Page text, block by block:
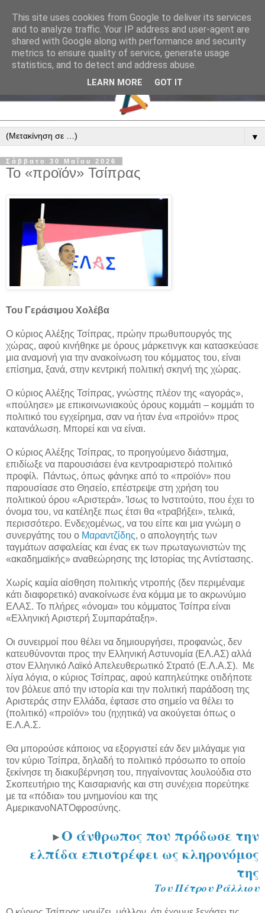
▼
Σάββατο 30 Μαΐου 2026
Το «προϊόν» Τσίπρας
Του Γεράσιμου Χολέβα
Ο κύριος Αλέξης Τσίπρας, πρώην πρωθυπουργός της
χώρας, αφού κινήθηκε με όρους μάρκετινγκ και κατασκεύασε
μια αναμονή για την ανακοίνωση του κόμματος του, είναι
επίσημα, ξανά, στην κεντρική πολιτική σκηνή της χώρας.
Ο κύριος Αλέξης Τσίπρας, γνώστης πλέον της «αγοράς»,
«πούλησε» με επικοινωνιακούς όρους κομμάτι – κομμάτι το
πολιτικό του εγχείρημα, σαν να ήταν ένα «προϊόν» προς
κατανάλωση. Μπορεί και να είναι.
Ο κύριος Αλέξης Τσίπρας, το προηγούμενο διάστημα,
επιδίωξε να παρουσιάσει ένα κεντροαριστερό πολιτικό
προφίλ. Πάντως, όπως φάνηκε από το «προϊόν» που
παρουσίασε στο Θησείο, επέστρεψε στη χρήση του
πολιτικού όρου «Αριστερά». Ίσως το Ινστιτούτο, που έχει το
όνομα του, να κατέληξε πως έτσι θα «τραβήξει», τελικά,
περισσότερο. Ενδεχομένως, να του είπε και μια γνώμη ο
συνεργάτης του ο Μαραντζίδης, ο απολογητής των
ταγμάτων ασφαλείας και ένας εκ των πρωταγωνιστών της
«ακαδημαϊκής» αναθεώρησης της Ιστορίας της Αντίστασης.
Χωρίς καμία αίσθηση πολιτικής ντροπής (δεν περιμέναμε
κάτι διαφορετικό) ανακοίνωσε ένα κόμμα με το ακρωνύμιο
ΕΛΑΣ. Το πλήρες «όνομα» του κόμματος Τσίπρα είναι
«Ελληνική Αριστερή Συμπαράταξη».
Οι συνειρμοί που θέλει να δημιουργήσει, προφανώς, δεν
κατευθύνονται προς την Ελληνική Αστυνομία (ΕΛ.ΑΣ) αλλά
στον Ελληνικό Λαϊκό Απελευθερωτικό Στρατό (Ε.Λ.Α.Σ). Με
λίγα λόγια, ο κύριος Τσίπρας, αφού καπηλεύτηκε οτιδήποτε
τον βόλευε από την ιστορία και την πολιτική παράδοση της
Αριστεράς στην Ελλάδα, έφτασε στο σημείο να θέλει το
(πολιτικό) «προϊόν» του (ηχητικά) να ακούγεται όπως ο
Ε.Λ.Α.Σ.
Θα μπορούσε κάποιος να εξοργιστεί εάν δεν μιλάγαμε για
τον κύριο Τσίπρα, δηλαδή το πολιτικό πρόσωπο το οποίο
ξεκίνησε τη διακυβέρνηση του, πηγαίνοντας λουλούδια στο
Σκοπευτήριο της Καισαριανής και στη συνέχεια πορεύτηκε
με τα «πόδια» του μνημονίου και της
ΑμερικανοΝΑΤΟφροσύνης.
►Ο άνθρωπος που πρόδωσε την
ελπίδα επιστρέφει ως κληρονόμος
της
Του Πέτρου Ράλλιου
This site uses cookies from Google to deliver its services
and to analyze traffic. Your IP address and user-agent are
shared with Google along with performance and security
metrics to ensure quality of service, generate usage
statistics, and to detect and address abuse.
LEARN MORE GOT IT